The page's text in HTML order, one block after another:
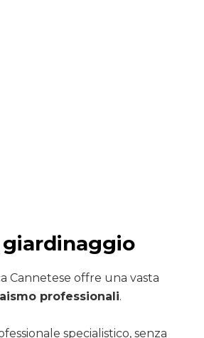
Cannetese offre una vasta
professionali.
specialistico, senza